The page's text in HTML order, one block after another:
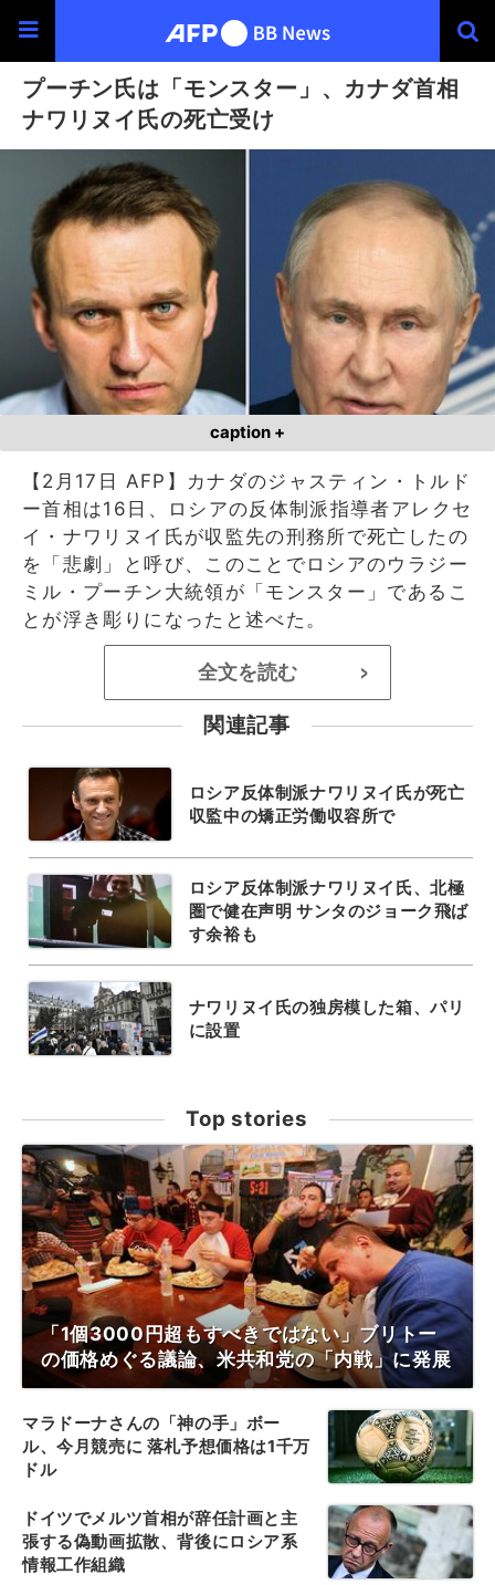
プーチン氏は「モンスター」、カナダ首相
ナワリヌイ氏の死亡受け
caption +
【2月17日 AFP】カナダのジャスティン・トルド
ー首相は16日、ロシアの反体制派指導者アレクセ
イ・ナワリヌイ氏が収監先の刑務所で死亡したの
を「悲劇」と呼び、このことでロシアのウラジー
ミル・プーチン大統領が「モンスター」であるこ
とが浮き彫りになったと述べた。
全文を読む >
関連記事
ロシア反体制派ナワリヌイ氏が死亡
収監中の矯正労働収容所で
ロシア反体制派ナワリヌイ氏、北極
圏で健在声明 サンタのジョーク飛ば
す余裕も
ナワリヌイ氏の独房模した箱、パリ
に設置
Top stories
「1個3000円超もすべきではない」ブリトー
の価格めぐる議論、米共和党の「内戦」に発展
マラドーナさんの「神の手」ボー
ル、今月競売に 落札予想価格は1千万
ドル
ドイツでメルツ首相が辞任計画と主
張する偽動画拡散、背後にロシア系
情報工作組織